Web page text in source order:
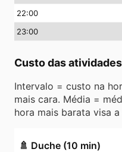
22:00
23:00
Custo das atividades
Intervalo = custo na
mais cara. Média =
hora mais barata visa
🚿 Duche (10 min)